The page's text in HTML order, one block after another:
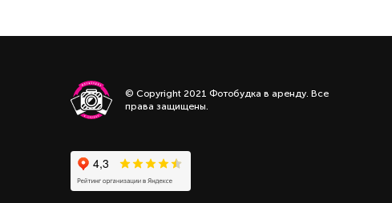
© Copyright 2021 Фотобудка в аренду. Все
права защищены.